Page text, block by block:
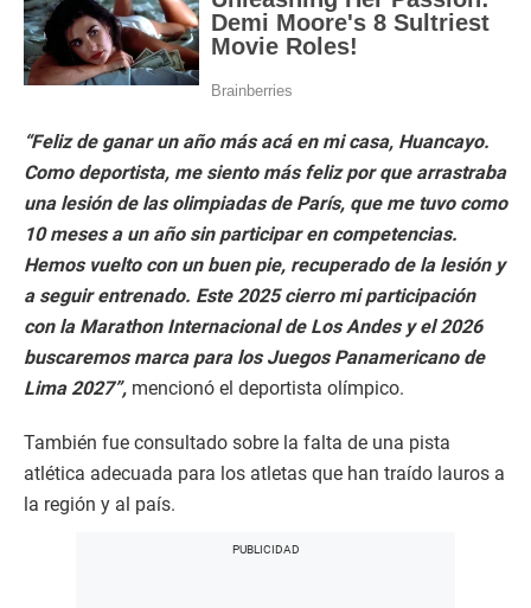
“Feliz de ganar un año más acá en mi casa, Huancayo.
Como deportista, me siento más feliz por que arrastraba
una lesión de las olimpiadas de París, que me tuvo como
10 meses a un año sin participar en competencias.
Hemos vuelto con un buen pie, recuperado de la lesión y
a seguir entrenado. Este 2025 cierro mi participación
con la Marathon Internacional de Los Andes y el 2026
buscaremos marca para los Juegos Panamericano de
Lima 2027”, mencionó el deportista olímpico.
También fue consultado sobre la falta de una pista
atlética adecuada para los atletas que han traído lauros a
la región y al país.